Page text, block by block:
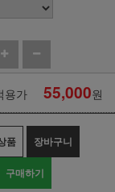
용가 55,000원
품 장바구니
구매하기